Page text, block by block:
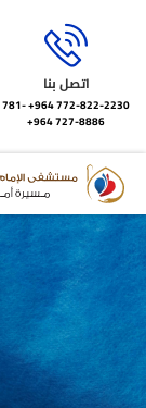
اتصل بنا
772-822-2230‏ 964+
781-
727-8886 964+